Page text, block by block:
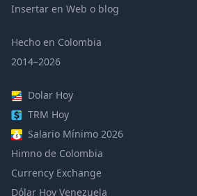
Insertar en Web o blog
Hecho en Colombia
2014–2026
Dolar Hoy
TRM Hoy
Salario Mínimo 2026
Himno de Colombia
Currency Exchange
Dólar Hoy Venezuela